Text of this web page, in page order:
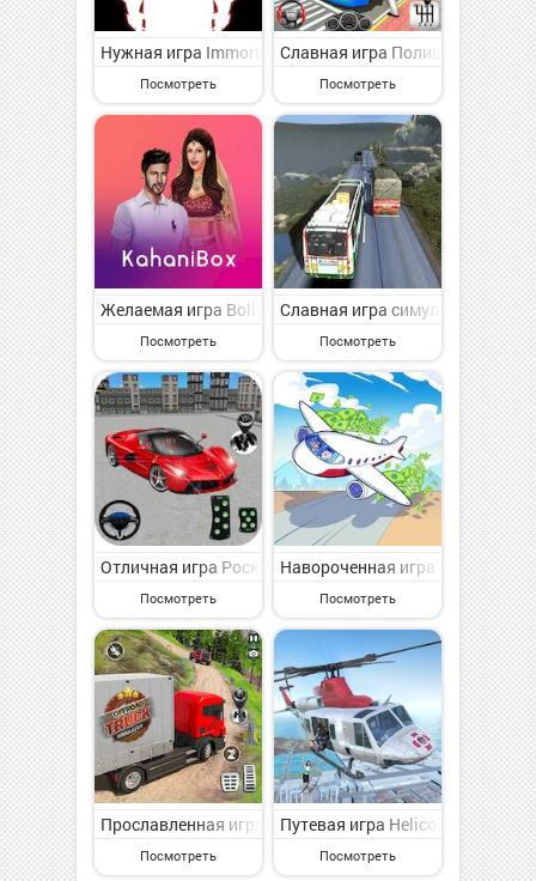
Нужная игра Immortal Rising на Андроид -
Посмотреть
Славная игра Полицейский
Посмотреть
Желаемая игра Bollywood Episode Story Game на
Посмотреть
Славная игра симулятор
Посмотреть
Отличная игра Роскошные парковочные игры на
Посмотреть
Навороченная игра Airport
Посмотреть
Прославленная игра Pak Truck Driver 2 на Андроид -
Посмотреть
Путевая игра Helicopter Flight
Посмотреть